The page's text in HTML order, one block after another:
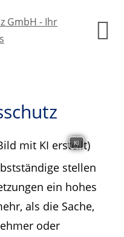
KI
stellen
ein hohes
als die Sache,
oder